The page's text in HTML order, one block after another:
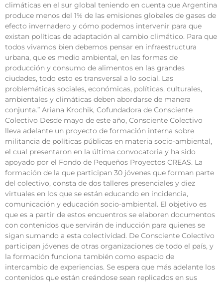
climáticas en el sur global teniendo en cuenta que Argentina
produce menos del 1% de las emisiones globales de gases de
efecto invernadero y cómo podemos intervenir para que
existan políticas de adaptación al cambio climático. Para que
todos vivamos bien debemos pensar en infraestructura
urbana, que es medio ambiental, en las formas de
producción y consumo de alimentos en las grandes
ciudades, todo esto es transversal a lo social. Las
problemáticas sociales, económicas, políticas, culturales,
ambientales y climáticas deben abordarse de manera
conjunta.” Ariana Krochik, Cofundadora de Consciente
Colectivo Desde mayo de este año, Consciente Colectivo
lleva adelante un proyecto de formación interna sobre
militancia de políticas públicas en materia socio-ambiental,
el cual presentaron en la última convocatoria y ha sido
apoyado por el Fondo de Pequeños Proyectos CREAS. La
formación de la que participan 30 jóvenes que forman parte
del colectivo, consta de dos talleres presenciales y diez
virtuales en los que se están educando en incidencia,
comunicación y educación socio-ambiental. El objetivo es
que es a partir de estos encuentros se elaboren documentos
con contenidos que servirán de inducción para quienes se
sigan sumando a esta colectividad. De Consciente Colectivo
participan jóvenes de otras organizaciones de todo el país, y
la formación funciona también como espacio de
intercambio de experiencias. Se espera que más adelante los
contenidos que están creándose sean replicados en sus